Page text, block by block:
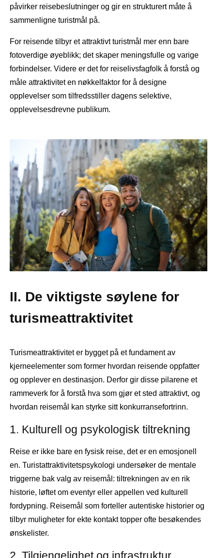
påvirker reisebeslutninger og gir en strukturert måte å
sammenligne turistmål på.
For reisende tilbyr et attraktivt turistmål mer enn bare
fotoverdige øyeblikk; det skaper meningsfulle og varige
forbindelser. Videre er det for reiselivsfagfolk å forstå og
måle attraktivitet en nøkkelfaktor for å designe
opplevelser som tilfredsstiller dagens selektive,
opplevelsesdrevne publikum.
II. De viktigste søylene for
turismeattraktivitet
Turismeattraktivitet er bygget på et fundament av
kjerneelementer som former hvordan reisende oppfatter
og opplever en destinasjon. Derfor gir disse pilarene et
rammeverk for å forstå hva som gjør et sted attraktivt, og
hvordan reisemål kan styrke sitt konkurransefortrinn.
1. Kulturell og psykologisk tiltrekning
Reise er ikke bare en fysisk reise, det er en emosjonell
en. Turistattraktivitetspsykologi undersøker de mentale
triggerne bak valg av reisemål: tiltrekningen av en rik
historie, løftet om eventyr eller appellen ved kulturell
fordypning. Reisemål som forteller autentiske historier og
tilbyr muligheter for ekte kontakt topper ofte besøkendes
ønskelister.